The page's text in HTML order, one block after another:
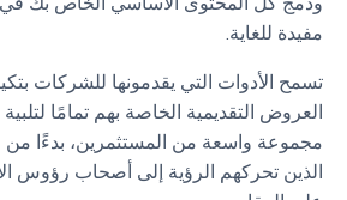
مفيدة للغاية.
تسمح الأدوات التي يقدمونها للشركات
العروض التقديمية الخاصة بهم تمامًا
مجموعة واسعة من المستثمرين، بدءًا من
الذين تحركهم الرؤية إلى أصحاب رؤوس